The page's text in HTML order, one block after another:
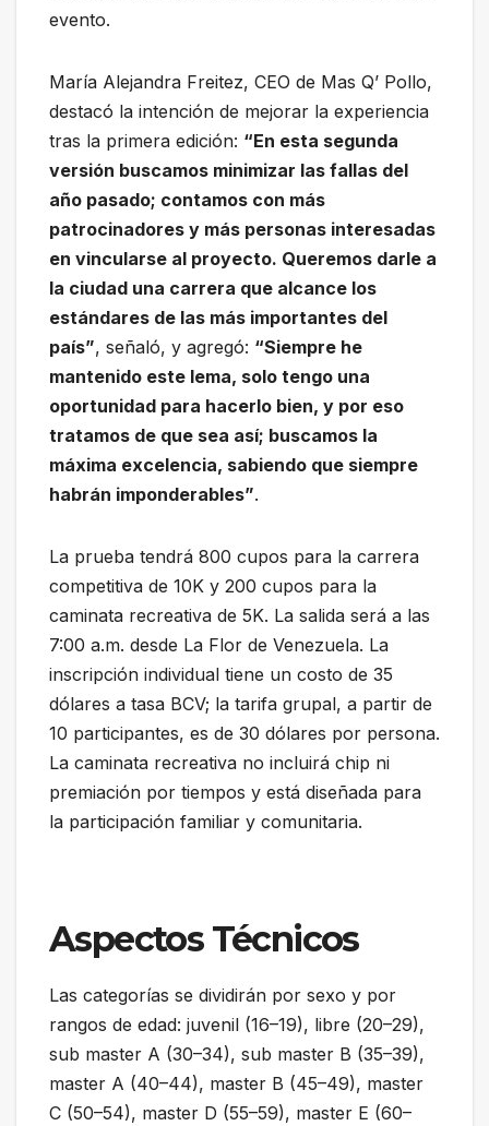
evento.
María Alejandra Freitez, CEO de Mas Q’ Pollo,
destacó la intención de mejorar la experiencia
tras la primera edición: “En esta segunda
versión buscamos minimizar las fallas del
año pasado; contamos con más
patrocinadores y más personas interesadas
en vincularse al proyecto. Queremos darle a
la ciudad una carrera que alcance los
estándares de las más importantes del
país”, señaló, y agregó: “Siempre he
mantenido este lema, solo tengo una
oportunidad para hacerlo bien, y por eso
tratamos de que sea así; buscamos la
máxima excelencia, sabiendo que siempre
habrán imponderables”.
La prueba tendrá 800 cupos para la carrera
competitiva de 10K y 200 cupos para la
caminata recreativa de 5K. La salida será a las
7:00 a.m. desde La Flor de Venezuela. La
inscripción individual tiene un costo de 35
dólares a tasa BCV; la tarifa grupal, a partir de
10 participantes, es de 30 dólares por persona.
La caminata recreativa no incluirá chip ni
premiación por tiempos y está diseñada para
la participación familiar y comunitaria.
Aspectos Técnicos
Las categorías se dividirán por sexo y por
rangos de edad: juvenil (16–19), libre (20–29),
sub master A (30–34), sub master B (35–39),
master A (40–44), master B (45–49), master
C (50–54), master D (55–59), master E (60–